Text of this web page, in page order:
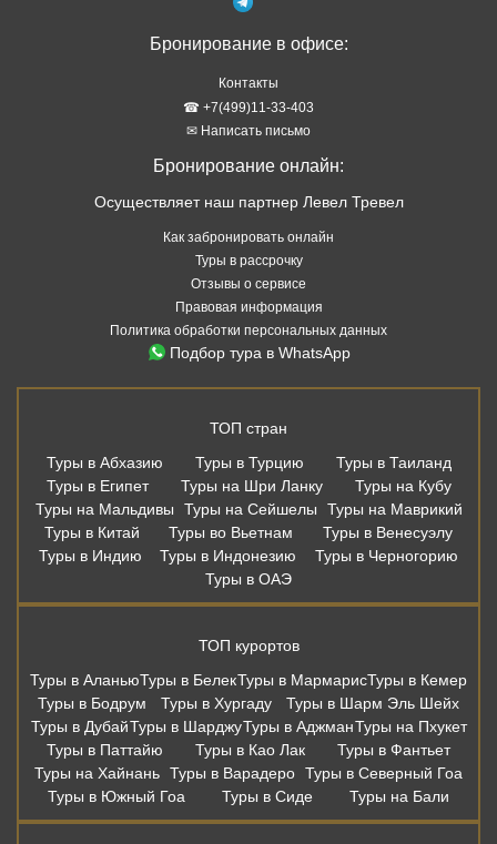
Бронирование в офисе:
Контакты
☎ +7(499)11-33-403
✉ Написать письмо
Бронирование онлайн:
Осуществляет наш партнер Левел Тревел
Как забронировать онлайн
Туры в рассрочку
Отзывы о сервисе
Правовая информация
Политика обработки персональных данных
Подбор тура в WhatsApp
ТОП стран
Туры в Абхазию
Туры в Турцию
Туры в Таиланд
Туры в Египет
Туры на Шри Ланку
Туры на Кубу
Туры на Мальдивы
Туры на Сейшелы
Туры на Маврикий
Туры в Китай
Туры во Вьетнам
Туры в Венесуэлу
Туры в Индию
Туры в Индонезию
Туры в Черногорию
Туры в ОАЭ
ТОП курортов
Туры в АланьюТуры в БелекТуры в МармарисТуры в Кемер
Туры в Бодрум
Туры в Хургаду
Туры в Шарм Эль Шейх
Туры в ДубайТуры в ШарджуТуры в АджманТуры на Пхукет
Туры в Паттайю
Туры в Као Лак
Туры в Фантьет
Туры на Хайнань Туры в Варадеро Туры в Северный Гоа
Туры в Южный Гоа
Туры в Сиде Туры на Бали